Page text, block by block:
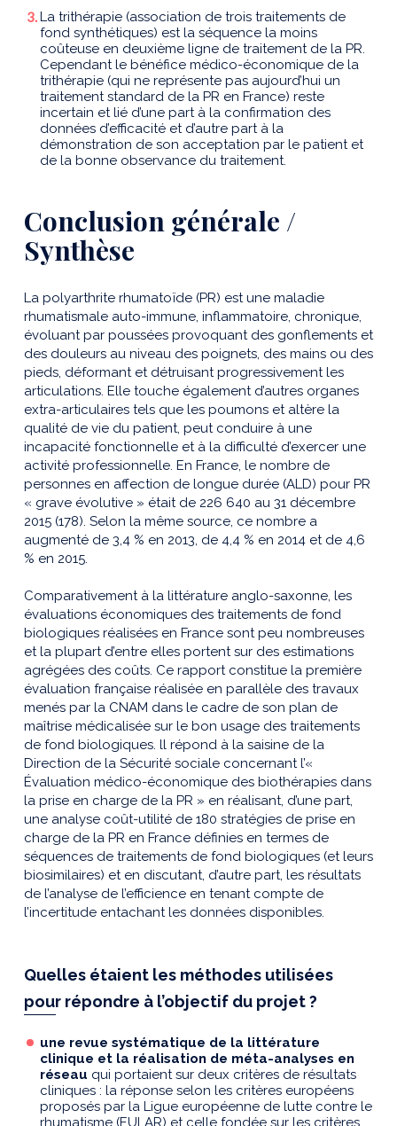
La trithérapie (association de trois traitements de
fond synthétiques) est la séquence la moins
coûteuse en deuxième ligne de traitement de la PR.
Cependant le bénéfice médico-économique de la
trithérapie (qui ne représente pas aujourd’hui un
traitement standard de la PR en France) reste
incertain et lié d’une part à la confirmation des
données d’efficacité et d’autre part à la
démonstration de son acceptation par le patient et
de la bonne observance du traitement.
Conclusion générale /
Synthèse
La polyarthrite rhumatoïde (PR) est une maladie
rhumatismale auto-immune, inflammatoire, chronique,
évoluant par poussées provoquant des gonflements et
des douleurs au niveau des poignets, des mains ou des
pieds, déformant et détruisant progressivement les
articulations. Elle touche également d’autres organes
extra-articulaires tels que les poumons et altère la
qualité de vie du patient, peut conduire à une
incapacité fonctionnelle et à la difficulté d’exercer une
activité professionnelle. En France, le nombre de
personnes en affection de longue durée (ALD) pour PR
« grave évolutive » était de 226 640 au 31 décembre
2015 (178). Selon la même source, ce nombre a
augmenté de 3,4 % en 2013, de 4,4 % en 2014 et de 4,6
% en 2015.
Comparativement à la littérature anglo-saxonne, les
évaluations économiques des traitements de fond
biologiques réalisées en France sont peu nombreuses
et la plupart d’entre elles portent sur des estimations
agrégées des coûts. Ce rapport constitue la première
évaluation française réalisée en parallèle des travaux
menés par la CNAM dans le cadre de son plan de
maîtrise médicalisée sur le bon usage des traitements
de fond biologiques. ll répond à la saisine de la
Direction de la Sécurité sociale concernant l’«
Évaluation médico-économique des biothérapies dans
la prise en charge de la PR » en réalisant, d’une part,
une analyse coût-utilité de 180 stratégies de prise en
charge de la PR en France définies en termes de
séquences de traitements de fond biologiques (et leurs
biosimilaires) et en discutant, d’autre part, les résultats
de l’analyse de l’efficience en tenant compte de
l’incertitude entachant les données disponibles.
Quelles étaient les méthodes utilisées
pour répondre à l’objectif du projet ?
une revue systématique de la littérature
clinique et la réalisation de méta-analyses en
réseau qui portaient sur deux critères de résultats
cliniques : la réponse selon les critères européens
proposés par la Ligue européenne de lutte contre le
rhumatisme (EULAR) et celle fondée sur les critères